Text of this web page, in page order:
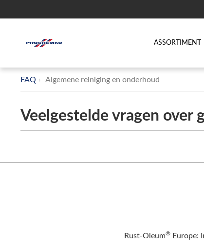
ASSORTIMENT
FAQ Algemene reiniging en onderhoud
Veelgestelde vragen over
Rust-Oleum® Europe: